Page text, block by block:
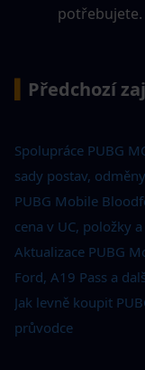
potřebujete.
Předchozí
Spolupráce PUBG
sady postav,
PUBG Mobile
cena v UC, položky
Aktualizace PUBG
Ford, A19 Pass a
Jak levně koupit
průvodce